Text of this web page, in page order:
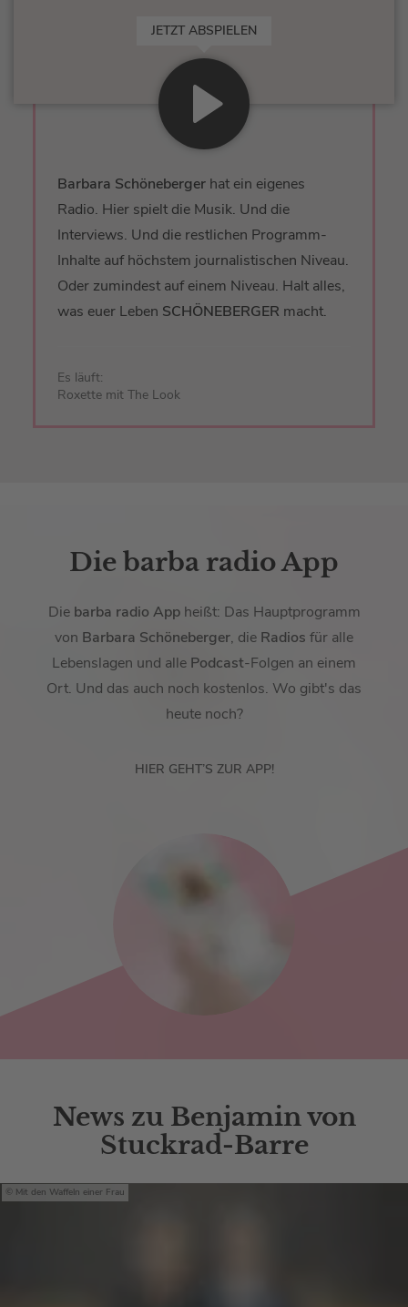
JETZT ABSPIELEN
Barbara Schöneberger hat ein eigenes
Radio. Hier spielt die Musik. Und die
Interviews. Und die restlichen Programm-
Inhalte auf höchstem journalistischen Niveau.
Oder zumindest auf einem Niveau. Halt alles,
was euer Leben SCHÖNEBERGER macht.
Es läuft:
Roxette mit The Look
Die barba radio App
Diebarba radio Appheißt: Das Hauptprogramm
von Barbara Schöneberger, die Radios für alle
Lebenslagen und alle Podcast-Folgen an einem
Ort. Und das auch noch kostenlos. Wo gibt's das
heute noch?
HIER GEHT’S ZUR APP!
News zu Benjamin von
Stuckrad-Barre
Mit den Waffeln einer Frau